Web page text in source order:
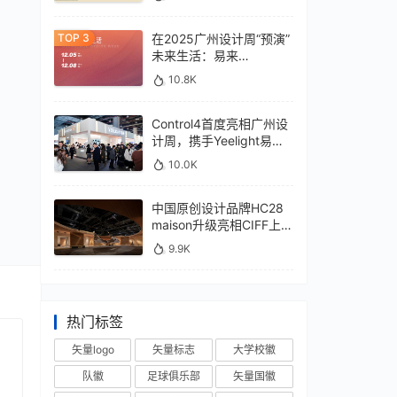
在2025广州设计周“预演”
未来生活：易来
xControl4展位待您亲鉴
10.8K
Control4首度亮相广州设
计周，携手Yeelight易来
深化本土战略
10.0K
中国原创设计品牌HC28
maison升级亮相CIFF上
海，汇聚设计巨擘
9.9K
热门标签
矢量logo 矢量标志
大学校徽
队徽
足球俱乐部
矢量国徽